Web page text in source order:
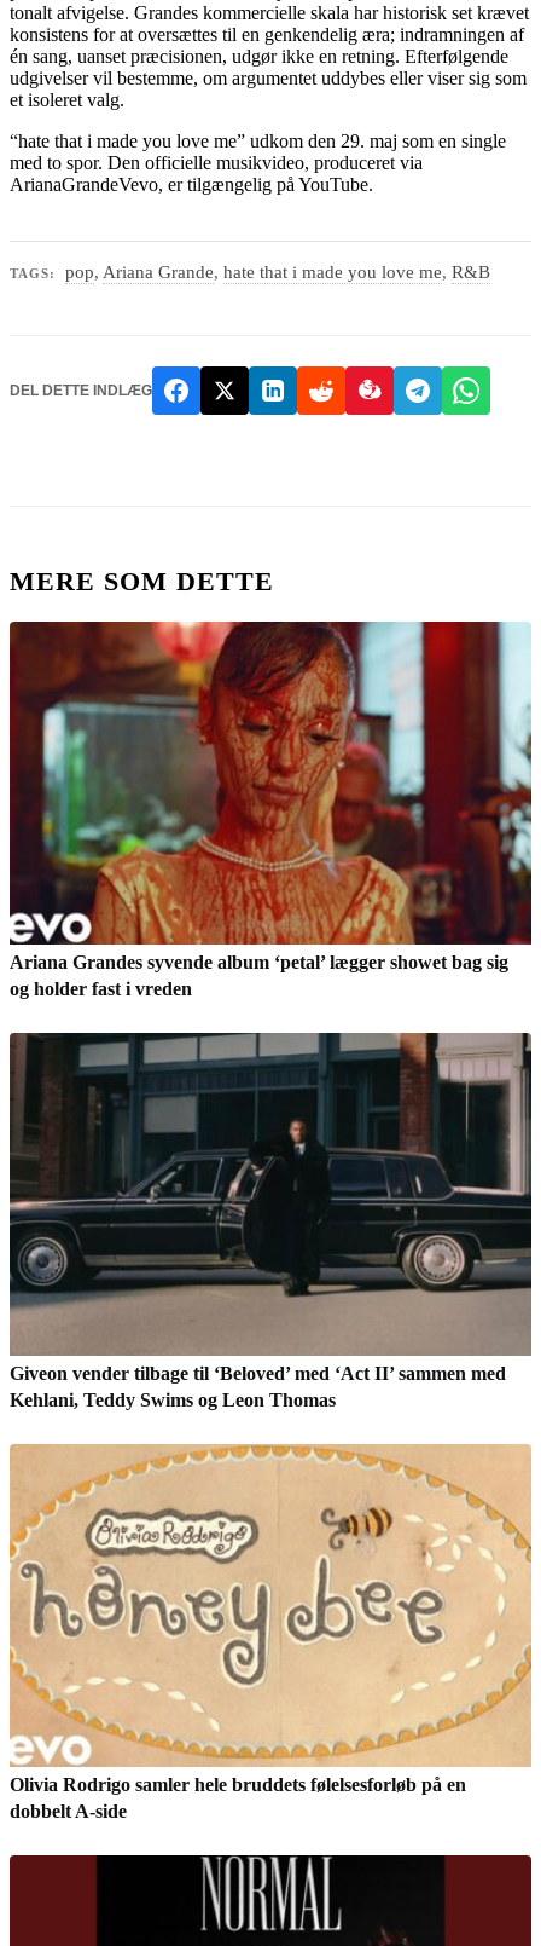
tonalt afvigelse. Grandes kommercielle skala har historisk set krævet
konsistens for at oversættes til en genkendelig æra; indramningen af
én sang, uanset præcisionen, udgør ikke en retning. Efterfølgende
udgivelser vil bestemme, om argumentet uddybes eller viser sig som
et isoleret valg.
“hate that i made you love me” udkom den 29. maj som en single
med to spor. Den officielle musikvideo, produceret via
ArianaGrandeVevo, er tilgængelig på YouTube.
TAGS: pop,Ariana Grande,hate that i made you love me,R&B
DEL DETTE INDLÆG
MERE SOM DETTE
Ariana Grandes syvende album ‘petal’ lægger showet bag sig
og holder fast i vreden
Giveon vender tilbage til ‘Beloved’ med ‘Act II’ sammen med
Kehlani, Teddy Swims og Leon Thomas
Olivia Rodrigo samler hele bruddets følelsesforløb på en
dobbelt A-side